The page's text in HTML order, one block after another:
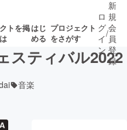
トを掲はじ
める
プロジェクト
をさがす
ロ
グ
イ
ン
/
新
規
会
員
登
録
スティバル2022
音楽